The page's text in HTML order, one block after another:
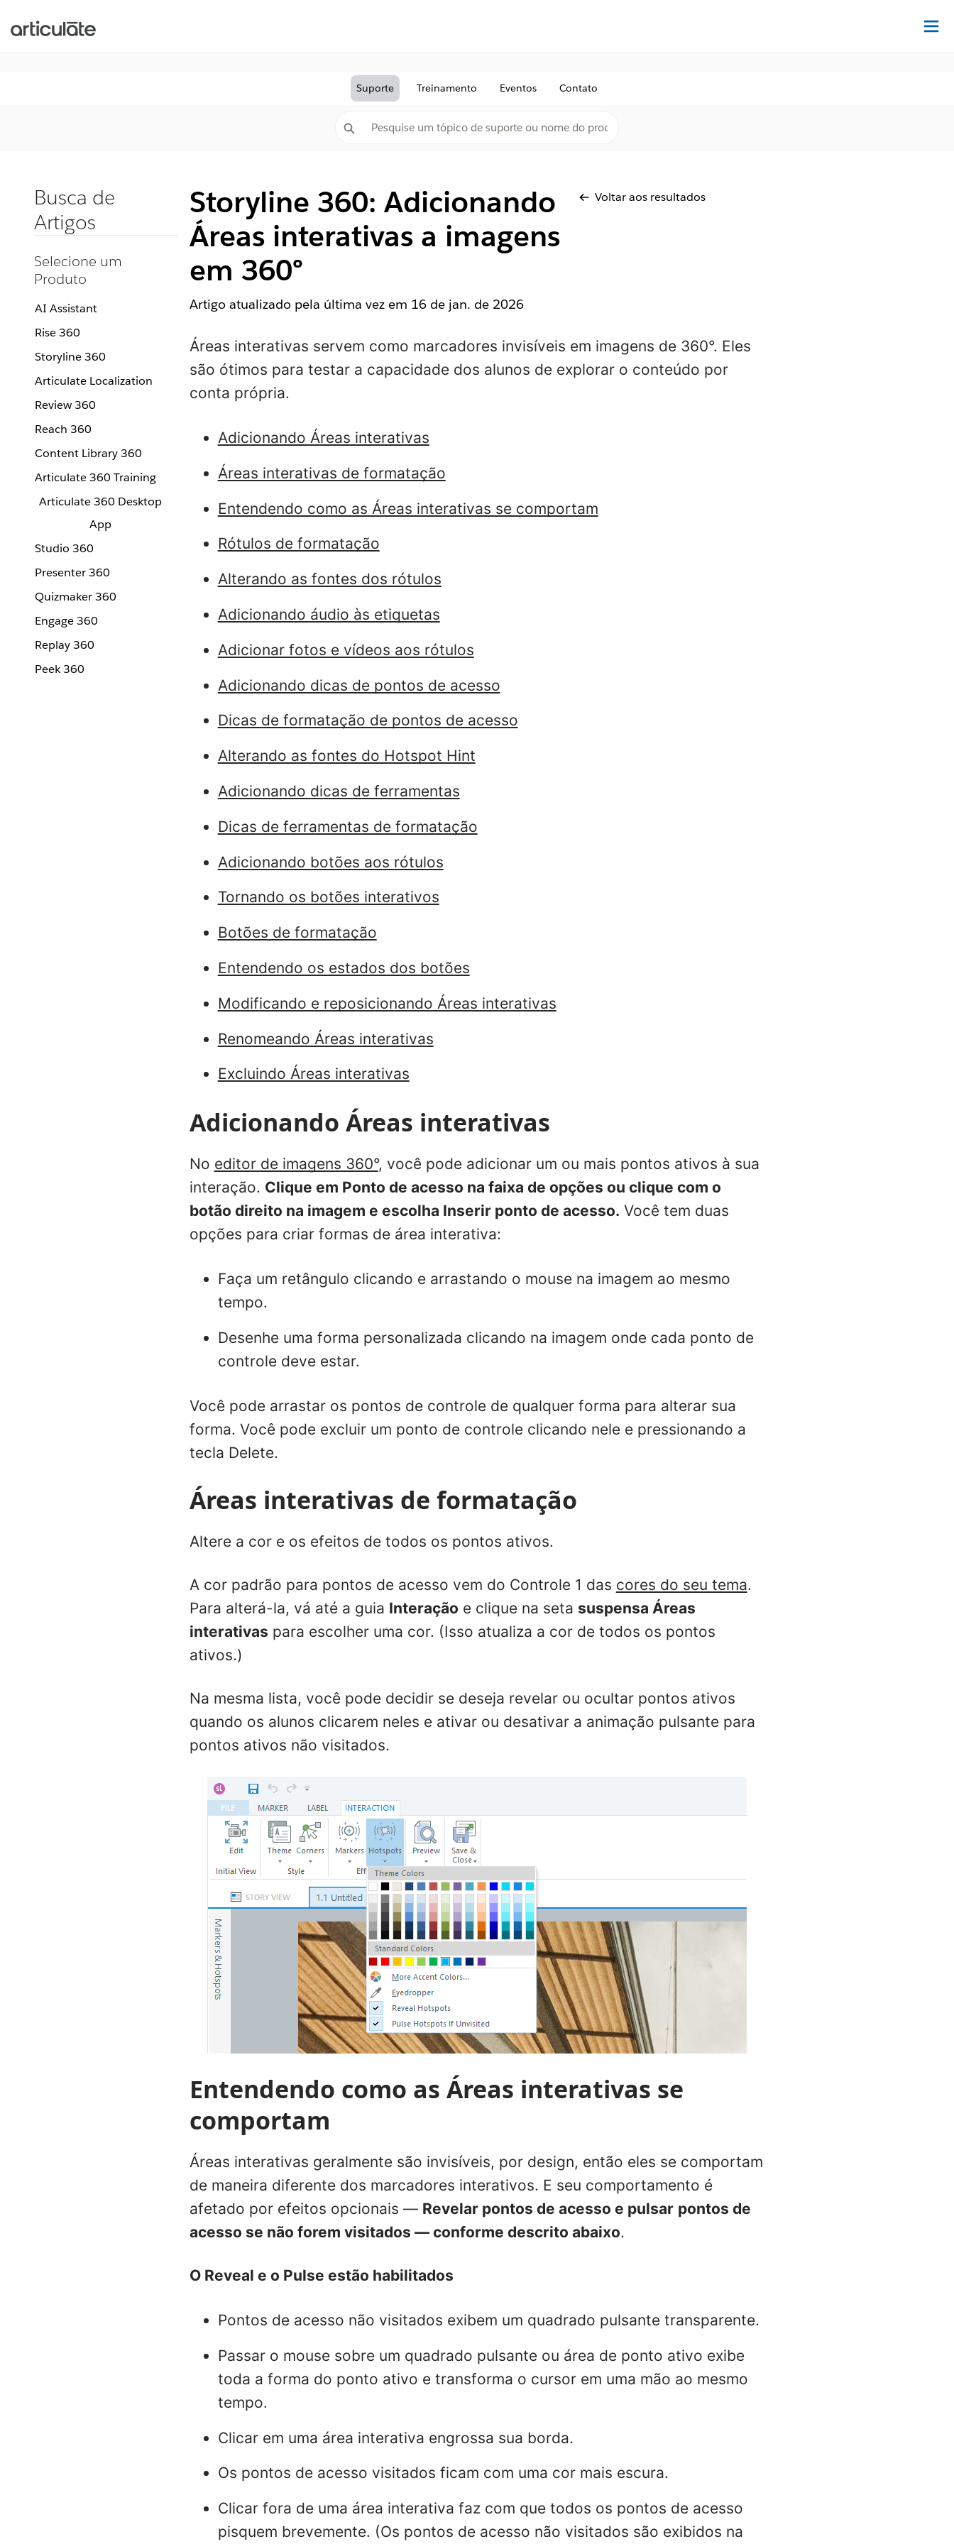
Suporte Treinamento Eventos Contato
Busca de
Artigos
Selecione um
Produto
AI Assistant
Rise 360
Storyline 360
Articulate Localization
Review 360
Reach 360
Content Library 360
Articulate 360 Training
Articulate 360 Desktop
App
Studio 360
Presenter 360
Quizmaker 360
Engage 360
Replay 360
Peek 360
Storyline 360: Adicionando
Áreas interativas a imagens
em 360°
Voltar aos resultados
Artigo atualizado pela última vez em 16 de jan. de 2026
Áreas interativas servem como marcadores invisíveis em imagens de 360°. Eles
são ótimos para testar a capacidade dos alunos de explorar o conteúdo por
conta própria.
Adicionando Áreas interativas
Áreas interativas de formatação
Entendendo como as Áreas interativas se comportam
Rótulos de formatação
Alterando as fontes dos rótulos
Adicionando áudio às etiquetas
Adicionar fotos e vídeos aos rótulos
Adicionando dicas de pontos de acesso
Dicas de formatação de pontos de acesso
Alterando as fontes do Hotspot Hint
Adicionando dicas de ferramentas
Dicas de ferramentas de formatação
Adicionando botões aos rótulos
Tornando os botões interativos
Botões de formatação
Entendendo os estados dos botões
Modificando e reposicionando Áreas interativas
Renomeando Áreas interativas
Excluindo Áreas interativas
Adicionando Áreas interativas
No editor de imagens 360°, você pode adicionar um ou mais pontos ativos à sua
interação. Clique em Ponto de acesso na faixa de opções ou clique com o
botão direito na imagem e escolha Inserir ponto de acesso. Você tem duas
opções para criar formas de área interativa:
Faça um retângulo clicando e arrastando o mouse na imagem ao mesmo
tempo.
Desenhe uma forma personalizada clicando na imagem onde cada ponto de
controle deve estar.
Você pode arrastar os pontos de controle de qualquer forma para alterar sua
forma. Você pode excluir um ponto de controle clicando nele e pressionando a
tecla Delete.
Áreas interativas de formatação
Altere a cor e os efeitos de todos os pontos ativos.
A cor padrão para pontos de acesso vem do Controle 1 das cores do seu tema.
Para alterá-la, vá até a guia Interação e clique na seta suspensa Áreas
interativas para escolher uma cor. (Isso atualiza a cor de todos os pontos
ativos.)
Na mesma lista, você pode decidir se deseja revelar ou ocultar pontos ativos
quando os alunos clicarem neles e ativar ou desativar a animação pulsante para
pontos ativos não visitados.
Entendendo como as Áreas interativas se
comportam
Áreas interativas geralmente são invisíveis, por design, então eles se comportam
de maneira diferente dos marcadores interativos. E seu comportamento é
afetado por efeitos opcionais — Revelar pontos de acesso e pulsar pontos de
acesso se não forem visitados — conforme descrito abaixo.
O Reveal e o Pulse estão habilitados
Pontos de acesso não visitados exibem um quadrado pulsante transparente.
Passar o mouse sobre um quadrado pulsante ou área de ponto ativo exibe
toda a forma do ponto ativo e transforma o cursor em uma mão ao mesmo
tempo.
Clicar em uma área interativa engrossa sua borda.
Os pontos de acesso visitados ficam com uma cor mais escura.
Clicar fora de uma área interativa faz com que todos os pontos de acesso
pisquem brevemente. (Os pontos de acesso não visitados são exibidos na